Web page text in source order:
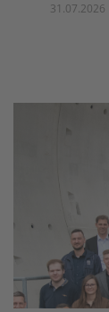
31.07.2026